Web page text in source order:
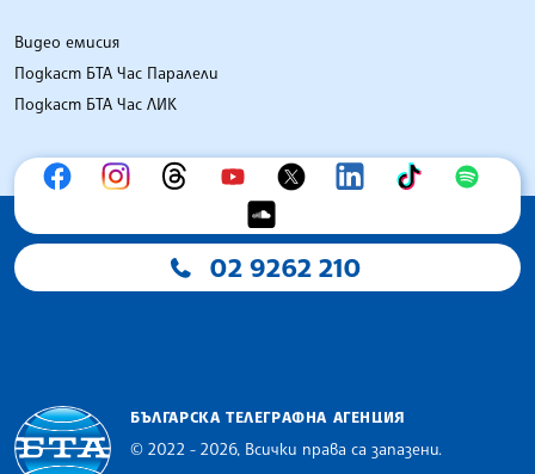
Видео емисия
Подкаст БТА Час Паралели
Подкаст БТА Час ЛИК
02 9262 210
БЪЛГАРСКА ТЕЛЕГРАФНА АГЕНЦИЯ
© 2022 - 2026, Всички права са запазени.